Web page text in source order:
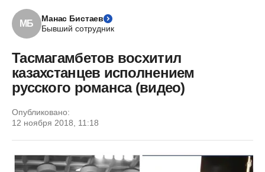
МБ
Манас Бистаев
Бывший сотрудник
Тасмагамбетов восхитил
казахстанцев исполнением
русского романса (видео)
Опубликовано:
12 ноября 2018, 11:18